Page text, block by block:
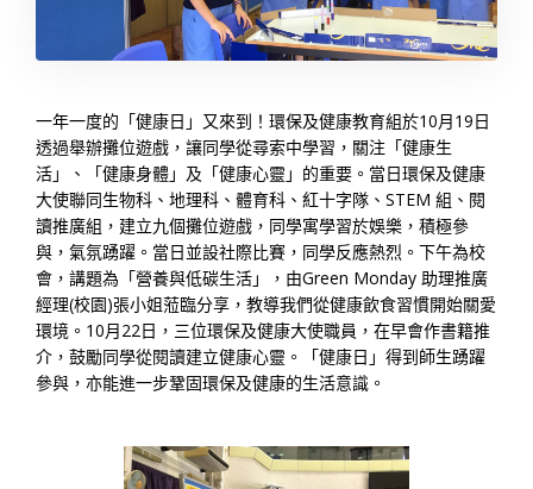
一年一度的「健康日」又來到！環保及健康教育組於10月19日
透過舉辦攤位遊戲，讓同學從尋索中學習，關注「健康生
活」、「健康身體」及「健康心靈」的重要。當日環保及健康
大使聯同生物科、地理科、體育科、紅十字隊、STEM 組、閱
讀推廣組，建立九個攤位遊戲，同學寓學習於娛樂，積極參
與，氣氛踴躍。當日並設社際比賽，同學反應熱烈。下午為校
會，講題為「營養與低碳生活」，由Green Monday 助理推廣
經理(校園)張小姐蒞臨分享，教導我們從健康飲食習慣開始關愛
環境。10月22日，三位環保及健康大使職員，在早會作書籍推
介，鼓勵同學從閱讀建立健康心靈。「健康日」得到師生踴躍
參與，亦能進一步鞏固環保及健康的生活意識。